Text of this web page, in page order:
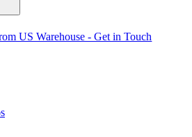
US Warehouse - Get in Touch